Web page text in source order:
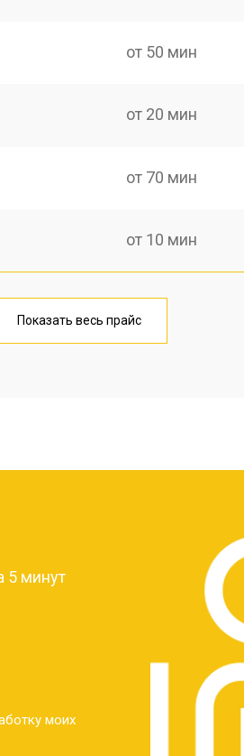
от 50 мин
от 20 мин
от 70 мин
от 10 мин
от 40 мин
Показать весь прайс
5 минут
моих